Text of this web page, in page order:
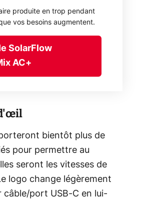
produite en trop pendant
vos besoins augmentent.
SolarFlow
AC+
bientôt plus de
pour permettre au
seront les vitesses de
logo change légèrement
câble/port USB-C en lui-